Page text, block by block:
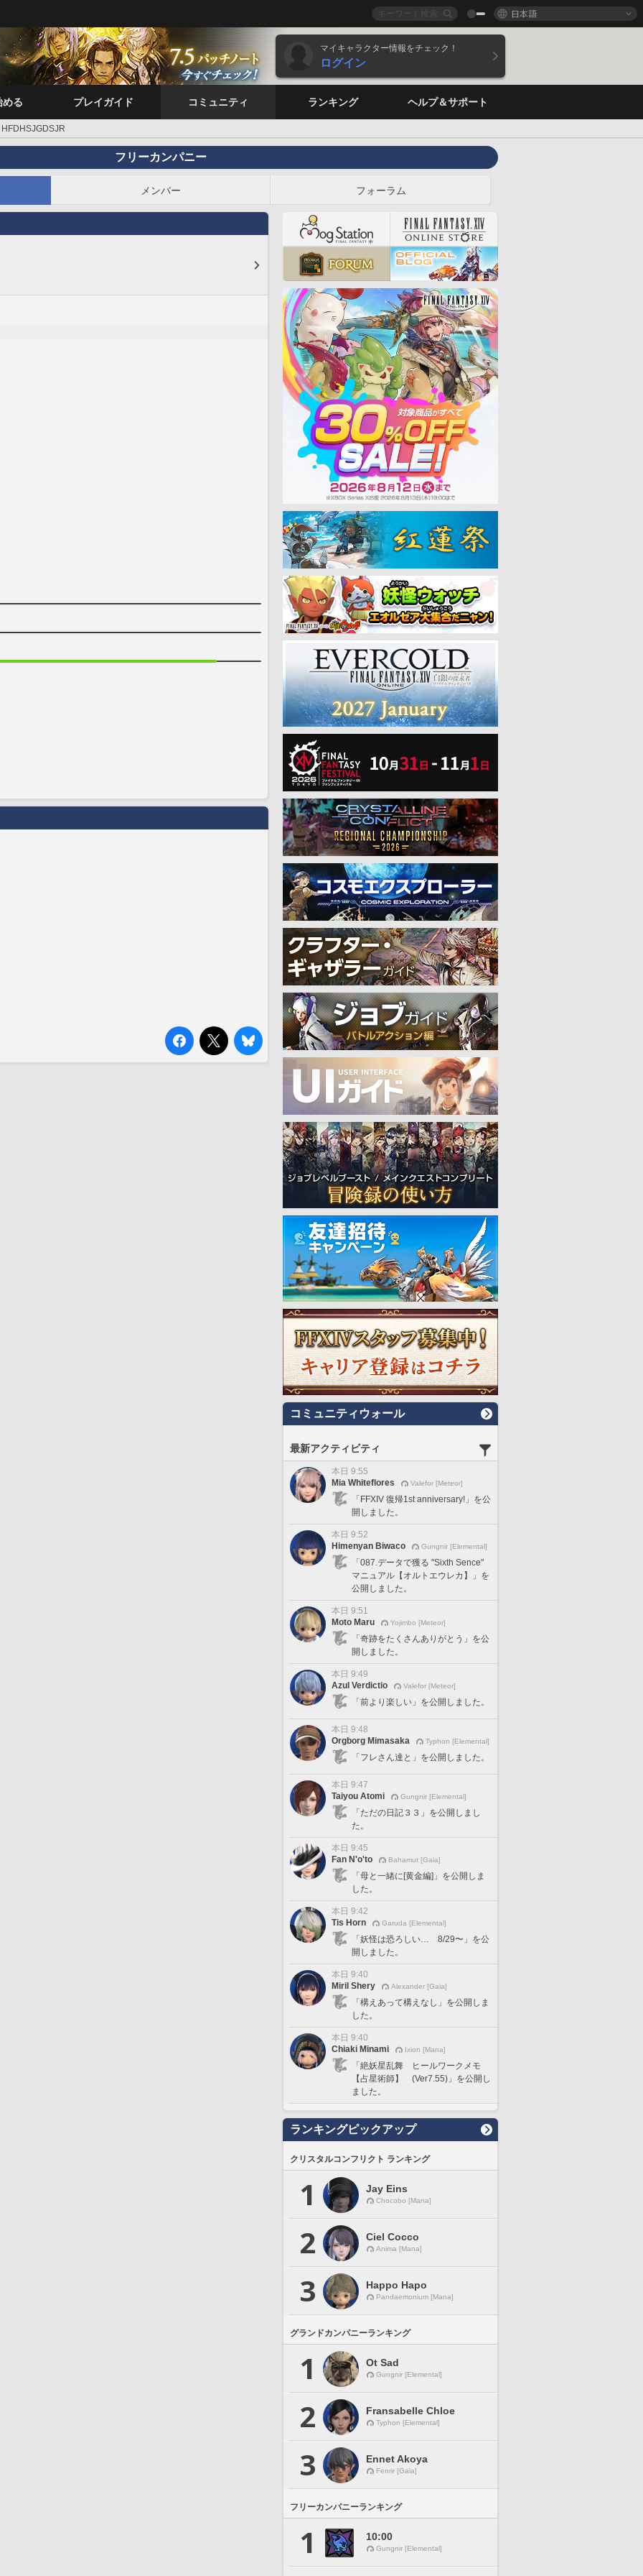
日本語
マイキャラクター情報をチェック！
ログイン
める プレイガイド コミュニティ ランキング ヘルプ＆サポート
HFDHSJGDSJR
フリーカンパニー
メンバー フォーラム
コミュニティウォール
最新アクティビティ
本日 9:55
Mia Whiteflores
Valefor [Meteor]
「FFXIV 復帰1st anniversary!」を公
開しました。
本日 9:52
Himenyan Biwaco
Gungnir [Elemental]
「087.データで獲る "Sixth Sence"
マニュアル【オルトエウレカ】」を
公開しました。
本日 9:51
Moto Maru
Yojimbo [Meteor]
「奇跡をたくさんありがとう」を公
開しました。
本日 9:49
Azul Verdictio
Valefor [Meteor]
「前より楽しい」を公開しました。
本日 9:48
Orgborg Mimasaka
Typhon [Elemental]
「フレさん達と」を公開しました。
本日 9:47
Taiyou Atomi
Gungnir [Elemental]
「ただの日記３３」を公開しまし
た。
本日 9:45
Fan N'o'to
Bahamut [Gaia]
「母と一緒に[黄金編]」を公開しま
した。
本日 9:42
Tis Horn
Garuda [Elemental]
「妖怪は恐ろしい… 8/29〜」を公
開しました。
本日 9:40
Miril Shery
Alexander [Gaia]
「構えあって構えなし」を公開しま
した。
本日 9:40
Chiaki Minami
Ixion [Mana]
「絶妖星乱舞 ヒールワークメモ
【占星術師】 (Ver7.55)」を公開し
ました。
ランキングピックアップ
クリスタルコンフリクト ランキング
1 Jay Eins
Chocobo [Mana]
2 Ciel Cocco
Anima [Mana]
3 Happo Hapo
Pandaemonium [Mana]
グランドカンパニーランキング
1 Ot Sad
Gungnir [Elemental]
2 Fransabelle Chloe
Typhon [Elemental]
3 Ennet Akoya
Fenrir [Gaia]
フリーカンパニーランキング
1 10:00
Gungnir [Elemental]